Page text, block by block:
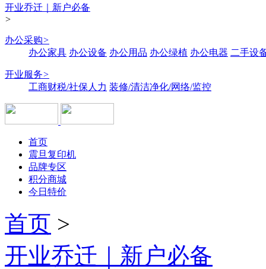
开业乔迁｜新户必备
>
办公采购>
办公家具 办公设备 办公用品 办公绿植 办公电器 二手设
开业服务>
工商财税/社保人力 装修/清洁净化/网络/监控
首页
震旦复印机
品牌专区
积分商城
今日特价
首页 >
开业乔迁｜新户必备